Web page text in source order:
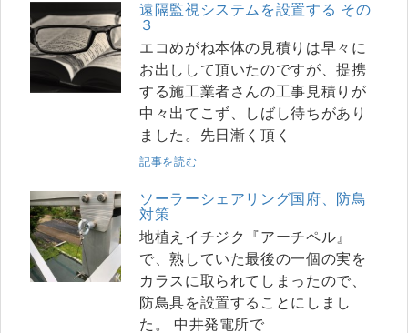
遠隔監視システムを設置する その
３
エコめがね本体の見積りは早々に
お出しして頂いたのですが、提携
する施工業者さんの工事見積りが
中々出てこず、しばし待ちがあり
ました。先日漸く頂く
記事を読む
ソーラーシェアリング国府、防鳥
対策
地植えイチジク『アーチペル』
で、熟していた最後の一個の実を
カラスに取られてしまったので、
防鳥具を設置することにしまし
た。 中井発電所で